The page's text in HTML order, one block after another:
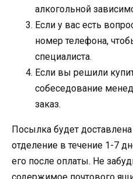
алкогольной
Если у вас есть
номер телефона,
специалиста.
Если вы решили
собеседование
заказ.
Посылка будет
отделение в течение 1-7
его после оплаты. Не